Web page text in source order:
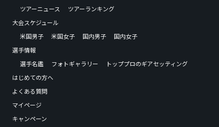
ツアーニュース
ツアーランキング
大会スケジュール
米国男子
米国女子 国内男子
国内女子
選手情報
選手名鑑
フォトギャラリー
トッププロのギアセッティング
はじめての方へ
よくある質問
マイページ
キャンペーン